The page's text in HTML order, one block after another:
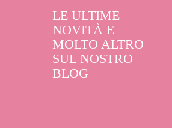
LE ULTIME
NOVITÀ E
MOLTO ALTRO
SUL NOSTRO
BLOG